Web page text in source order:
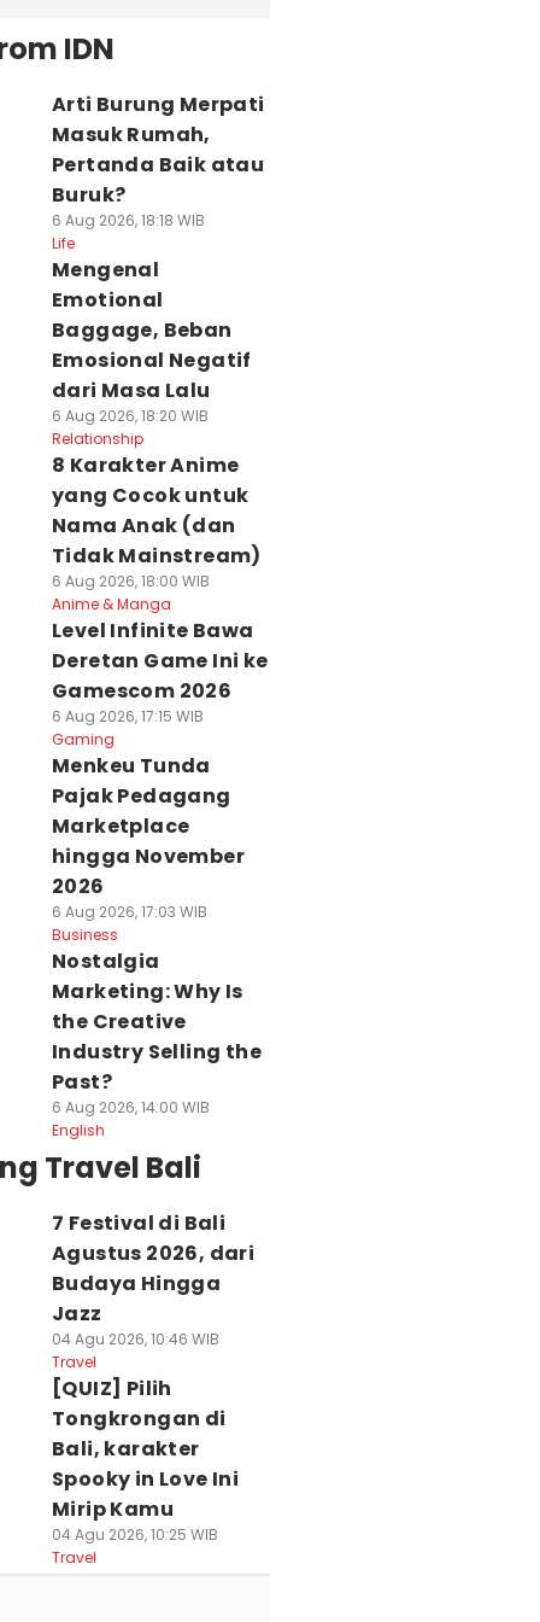
IDN
Arti Burung Merpati
Masuk Rumah,
Pertanda Baik atau
Buruk?
6 Aug 2026, 18:18 WIB
Life
Mengenal
Emotional
Baggage, Beban
Emosional Negatif
dari Masa Lalu
6 Aug 2026, 18:20 WIB
Relationship
8 Karakter Anime
yang Cocok untuk
Nama Anak (dan
Tidak Mainstream)
6 Aug 2026, 18:00 WIB
Anime & Manga
Level Infinite Bawa
Deretan Game Ini ke
Gamescom 2026
6 Aug 2026, 17:15 WIB
Gaming
Menkeu Tunda
Pajak Pedagang
Marketplace
hingga November
2026
6 Aug 2026, 17:03 WIB
Business
Nostalgia
Marketing: Why Is
the Creative
Industry Selling the
Past?
6 Aug 2026, 14:00 WIB
English
Travel Bali
7 Festival di Bali
Agustus 2026, dari
Budaya Hingga
Jazz
04 Agu 2026, 10:46 WIB
Travel
[QUIZ] Pilih
Tongkrongan di
Bali, karakter
Spooky in Love Ini
Mirip Kamu
04 Agu 2026, 10:25 WIB
Travel